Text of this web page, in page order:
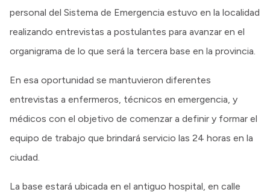
personal del Sistema de Emergencia estuvo en la localidad
realizando entrevistas a postulantes para avanzar en el
organigrama de lo que será la tercera base en la provincia.
En esa oportunidad se mantuvieron diferentes
entrevistas a enfermeros, técnicos en emergencia, y
médicos con el objetivo de comenzar a definir y formar el
equipo de trabajo que brindará servicio las 24 horas en la
ciudad.
La base estará ubicada en el antiguo hospital, en calle